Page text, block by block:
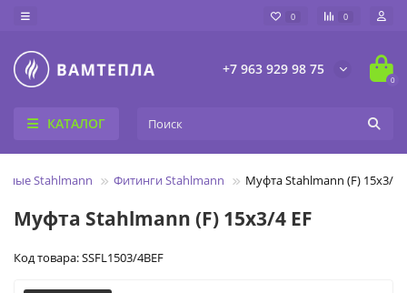
0 0
+7 963 929 98 75
0
КАТАЛОГ
Stahlmann Фитинги Stahlmann Муфта Stahlmann (F) 15х3/4
Муфта Stahlmann (F) 15х3/4 EF
Код товара: SSFL1503/4BEF